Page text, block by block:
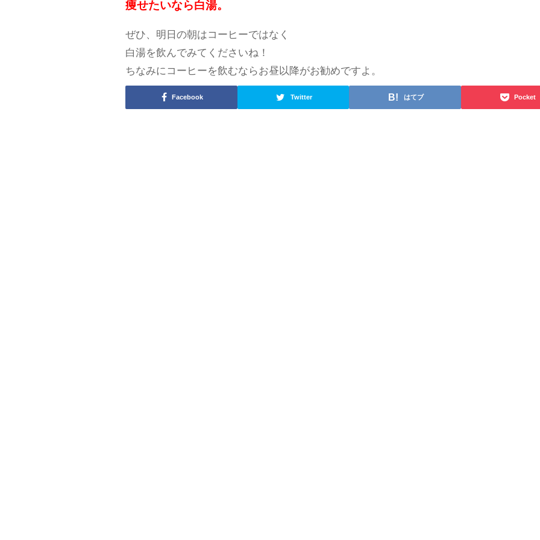
痩せたいなら白湯。
ぜひ、明日の朝はコーヒーではなく
白湯を飲んでみてくださいね！
ちなみにコーヒーを飲むならお昼以降がお勧めですよ。
Facebook Twitter はてブ Pocket